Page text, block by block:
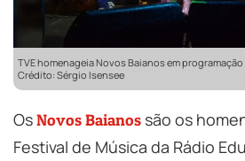
TVE homenageia Novos Baianos em
Crédito: Sérgio Isensee
OsNovos Baianos são os
Festival de Música da Rádio